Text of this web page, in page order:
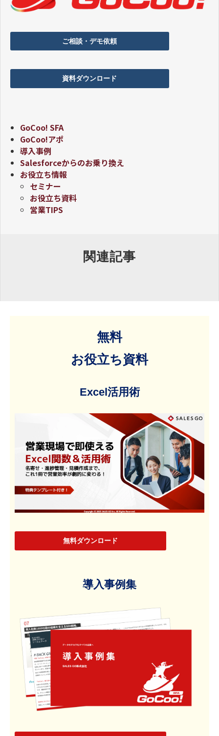
ご相談・デモ依頼
資料ダウンロード
GoCoo! SFA
GoCoo!アポ
導入事例
Salesforceからのお乗り換え
お役立ち情報
セミナー
お役立ち資料
営業TIPS
関連記事
無料
お役立ち資料
Excel活用術
無料ダウンロード
導入事例集